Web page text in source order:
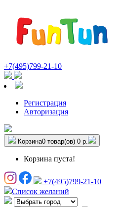
+7(495)799-21-10
Регистрация
Авторизация
Корзина0 товар(ов) 0 р.
Корзина пуста!
+7(495)799-21-10
Список желаний